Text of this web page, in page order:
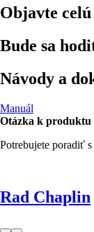
Objavte
Bude sa
Návody a
Manuál
Otázka k produktu
Potrebujete poradiť
Rad Chaplin